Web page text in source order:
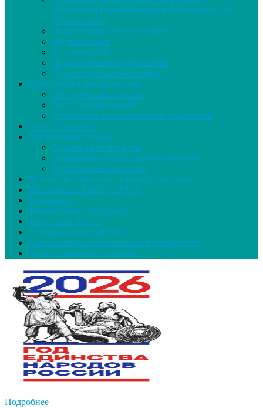
обеспечения информационной безопасности
обучающихся
Нормативное регулирование
Обучающимся
Родителям ИБ
Педагогическим работникам
Детские безопасные сайты
Информация специалистам
Методическая копилка
Методическая работа
Аттестация педагогических работников
Наши партнеры
Организация питания
Организация питания
Ежедневное меню горячего питания
Родительский контроль
Основные положения учетной политики
План работы ГБОУ ОЦДиК
Профсоюз
Рекомендации родителям
Ресурсный Центр
Сетевое взаимодействие
Социально-психологическое тестирование
Часто задаваемые вопросы
Подробнее